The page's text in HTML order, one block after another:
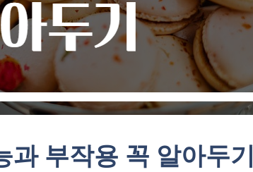
과 부작용 꼭 알아두기